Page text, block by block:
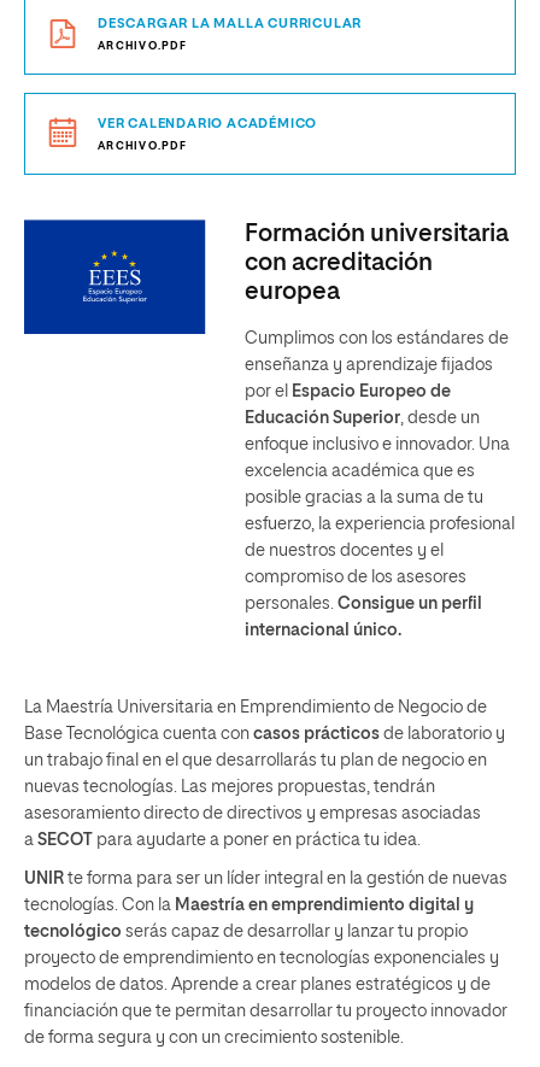
DESCARGAR LA MALLA CURRICULAR
ARCHIVO.PDF
VER CALENDARIO ACADÉMICO
ARCHIVO.PDF
Formación universitaria
con acreditación
europea
Cumplimos con los estándares de
enseñanza y aprendizaje fijados
por el Espacio Europeo de
Educación Superior, desde un
enfoque inclusivo e innovador. Una
excelencia académica que es
posible gracias a la suma de tu
esfuerzo, la experiencia profesional
de nuestros docentes y el
compromiso de los asesores
personales.Consigue un perfil
internacional único.
La Maestría Universitaria en Emprendimiento de Negocio de
Base Tecnológica cuenta con casos prácticos de laboratorio y
un trabajo final en el que desarrollarás tu plan de negocio en
nuevas tecnologías. Las mejores propuestas, tendrán
asesoramiento directo de directivos y empresas asociadas
a SECOT para ayudarte a poner en práctica tu idea.
UNIR te forma para ser un líder integral en la gestión de nuevas
tecnologías. Con la Maestría en emprendimiento digital y
tecnológico serás capaz de desarrollar y lanzar tu propio
proyecto de emprendimiento en tecnologías exponenciales y
modelos de datos. Aprende a crear planes estratégicos y de
financiación que te permitan desarrollar tu proyecto innovador
de forma segura y con un crecimiento sostenible.